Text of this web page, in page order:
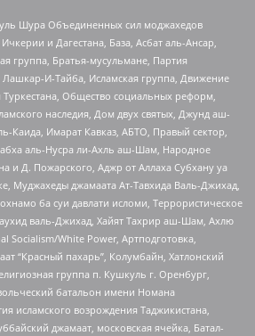
Шура Объединенных сил моджахедов
и Дагестана, База, Асбат аль-Ансар,
группа, Братья-мусульмане, Партия
Лашкар-И-Тайба, Исламская группа, Движение
Туркестана, Общество социальных реформ,
наследия, Дом двух святых, Джунд аш-
Каида, Имарат Кавказ, АБТО, Правый сектор,
аль-Нусра ли-Ахль аш-Шам, Народное
и Д. Пожарского, Аджр от Аллаха Субхану уа
Муджахеды джамаата Ат-Тавхида Валь-Джихад,
ба суи давлати исломи, Террористическое
валь-Джихад, Хайят Тахрир аш-Шам, Ахлю
Socialism/White Power, Артподготовка,
“Красный пахарь”, Колумбайн, Хатлонский
группа п. Кушкуль г. Оренбург,
батальон имени Номана
исламского возрождения Таджикистана,
джамаат, московская ячейка, Батал-